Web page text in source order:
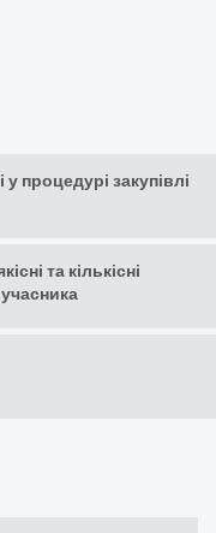
процедурі закупівлі
та кількісні